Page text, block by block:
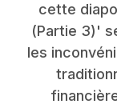
cette
(Partie 3)'
les